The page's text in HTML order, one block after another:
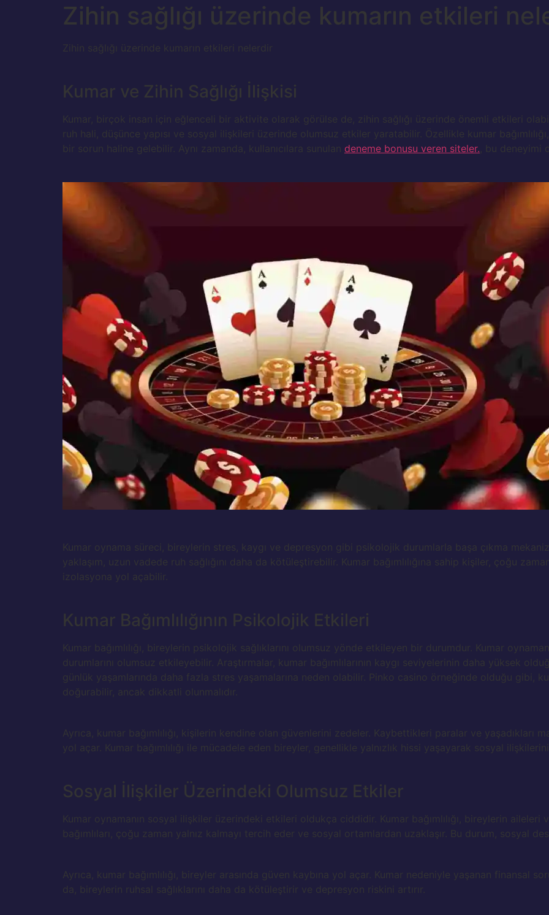
Zihin sağlığı üzerinde kumarın etkileri
Zihin sağlığı üzerinde kumarın etkileri nelerdir
Kumar ve Zihin Sağlığı İlişkisi
Kumar, birçok insan için eğlenceli bir aktivite olarak görülse de, zihin sağlığı üzerinde önemli etkileri
ruh hali, düşünce yapısı ve sosyal ilişkileri üzerinde olumsuz etkiler yaratabilir. Özellikle kumar
bir sorun haline gelebilir. Aynı zamanda, kullanıcılara sunulan deneme bonusu veren siteler. , bu deneyimi
Kumar oynama süreci, bireylerin stres, kaygı ve depresyon gibi psikolojik durumlarla başa çıkma
yaklaşım, uzun vadede ruh sağlığını daha da kötüleştirebilir. Kumar bağımlılığına sahip kişiler, çoğu
izolasyona yol açabilir.
Kumar Bağımlılığının Psikolojik Etkileri
Kumar bağımlılığı, bireylerin psikolojik sağlıklarını olumsuz yönde etkileyen bir durumdur. Kumar
durumlarını olumsuz etkileyebilir. Araştırmalar, kumar bağımlılarının kaygı seviyelerinin daha yüksek
günlük yaşamlarında daha fazla stres yaşamalarına neden olabilir. Pinko casino örneğinde olduğu gibi,
doğurabilir, ancak dikkatli olunmalıdır.
Ayrıca, kumar bağımlılığı, kişilerin kendine olan güvenlerini zedeler. Kaybettikleri paralar ve yaşadıkları
yol açar. Kumar bağımlılığı ile mücadele eden bireyler, genellikle yalnızlık hissi yaşayarak sosyal ilişkilerini
Sosyal İlişkiler Üzerindeki Olumsuz Etkiler
Kumar oynamanın sosyal ilişkiler üzerindeki etkileri oldukça ciddidir. Kumar bağımlılığı, bireylerin aileleri
bağımlıları, çoğu zaman yalnız kalmayı tercih eder ve sosyal ortamlardan uzaklaşır. Bu durum, sosyal
Ayrıca, kumar bağımlılığı, bireyler arasında güven kaybına yol açar. Kumar nedeniyle yaşanan finansal
da, bireylerin ruhsal sağlıklarını daha da kötüleştirir ve depresyon riskini artırır.